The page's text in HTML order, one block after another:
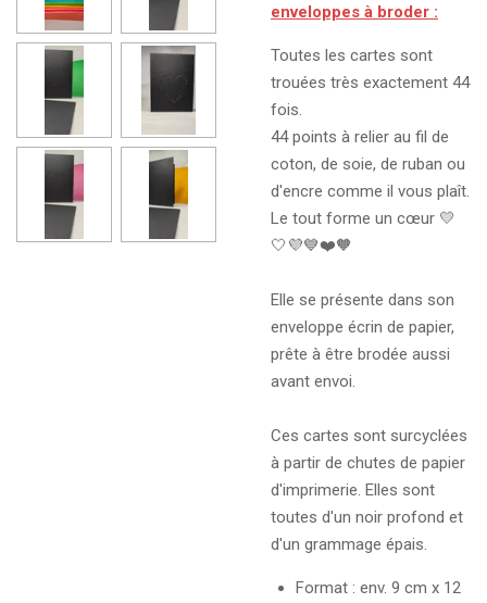
enveloppes à broder :
Toutes les cartes sont
trouées très exactement 44
fois.
44 points à relier au fil de
coton, de soie, de ruban ou
d'encre comme il vous plaît.
Le tout forme un cœur 💛
🤍💜💙❤️🧡
Elle se présente dans son
enveloppe écrin de papier,
prête à être brodée aussi
avant envoi.
Ces cartes sont surcyclées
à partir de chutes de papier
d'imprimerie. Elles sont
toutes d'un noir profond et
d'un grammage épais.
Format : env. 9 cm x 12